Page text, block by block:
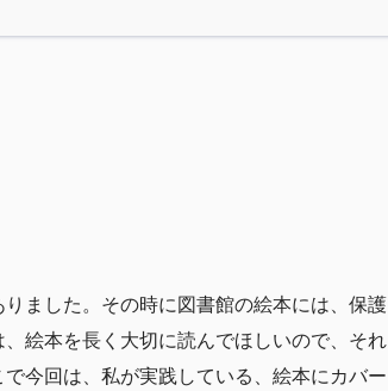
りました。その時に図書館の絵本には、保護
絵本を長く大切に読んでほしいので、それ
今回は、私が実践している、絵本にカバー